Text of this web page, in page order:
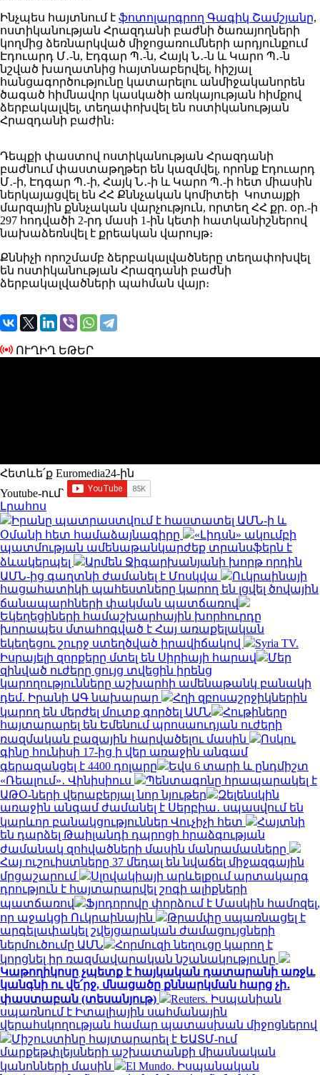
Ինչպես հայտնում է ֆոտոլարգրող Գագիկ Շամշյանը,
ոստիկանության Հրազդանի բաժնի ծառայողների
կողմից ձեռնարկված միջոցառումների արդյունքում
Էդուարդ Մ․-ն, Էդգար Պ․-ն, Հայկ Ն․-ն և Կարո Պ․-ն
նշված խաղատնից հայտնաբերվել, հիշյալ
հանցագործությունը կատարելու անմիջականորեն
ծագած հիմնավոր կասկածի առկայության հիմքով
ձերբակալվել, տեղափոխվել են ոստիկանության
Հրազդանի բաժին։
Դեպքի փաստով ոստիկանության Հրազդանի
բաժնում փաստաթղթեր են կազմվել, որոնք Էդուարդ
Մ․-ի, Էդգար Պ․-ի, Հայկ Ն․-ի և Կարո Պ․-ի հետ միասին
ներկայացվել են ՀՀ Քննչական կոմիտեի Կոտայքի
մարզային քննչական վարչություն, որտեղ ՀՀ քր. օր.-ի
297 հոդվածի 2-րդ մասի 1-ին կետի հատկանիշներով
նախաձեռնվել է քրեական վարույթ։
Քննիչի որոշմամբ ձերբակալվածները տեղափոխվել
են ոստիկանության Հրազդանի բաժնի
ձերբակալվածների պահման վայր։
ՈՒՂԻՂ ԵԹԵՐ
Հետևե՛ք Euromedia24-ին
Youtube-ում`
Լրահոս
Իրանը պատրաստվում է հաստատել ԱՄՆ-ի և
Օմանի հետ համաձայնագիրը
«Լիդսն» ակումբի
պատմության ամենաթանկարժեք տրանսֆերն է
ձևակերպել
Արմեն Ջիգարխանյանի խորթ որդին
ԱՄՆ-ից գաղտնի ժամանել է Մոսկվա
Ուկրաինայի
հացահատիկի պահեստները կարող են լցվել ծովային
ճանապարհների փակման պատճառով
Եկեղեցիների համաշխարհային խորհուրդը
խորապես մտահոգված է Հայ առաքելական
եկեղեցու շուրջ ստեղծված իրավիճակով
Syria TV.
Իսրայելի զորքերը մտել են Սիրիայի հարավ
Մեր
զինված ուժերը ցույց տվեցին իրենց
կարողությունները աշխարհի ամենաթանկ բանակի
դեմ. Իրանի ԱԳ նախարար
Հղի զբոսաշրջիկներին
կարող են մերժել մուտք գործել ԱՄՆ
Հութիները
հայտարարել են Եմենում պրոսաուդյան ուժերի
ռազմական բազային հարվածելու մասին
Ոսկու
գինը հունիսի 17-ից ի վեր առաջին անգամ
գերազանցել է 4400 դոլարը
Եվս 6 տարի և ընդմիշտ
«Ռեալում»․ Վինիսիուս
Պենտագոնը հրապարակել է
ԱԹՕ-ների վերաբերյալ նոր նյութեր
Զելենսկին
առաջին անգամ ժամանել է Սերբիա․ սպասվում են
կարևոր բանակցություններ Վուչիչի հետ
Հայտնի
են դարձել Թաիլանդի դպրոցի հրաձգության
ժամանակ զոհվածների մասին մանրամասները
Հայ ուշուիստները 37 մեդալ են նվաճել միջազգային
մրցաշարում
Սլովակիայի արևելքում արտակարգ
դրություն է հայտարարվել շոգի ալիքների
պատճառով
Ֆյոդորովը փորձում է Մասկին համոզել,
որ աջակցի Ուկրաինային
Թրամփը սպառնացել է
արգելափակել շվեյցարական ժամացույցների
ներմուծումը ԱՄՆ
Հորմուզի նեղուցը կարող է
կորցնել իր ռազմավարական նշանակությունը
Կաթողիկոսը չպետք է հայկական դատարանի առջև
կանգնի ու վե՛րջ, մնացածը քննարկման հարց չի․
փաստաբան (տեսանյութ)
Reuters. Իսպանիան
սպառնում է Իտալիային սահմանային
վերահսկողության համար պատասխան միջոցներով
Միշուստինը հայտարարել է ԵԱՏՄ-ում
մարքեթփլեյսների աշխատանքի միասնական
կանոնների մասին
El Mundo. Իսպանական